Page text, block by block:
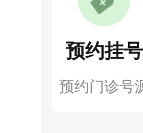
预约挂号
预约门诊号